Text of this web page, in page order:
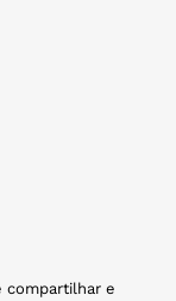
compartilhar e